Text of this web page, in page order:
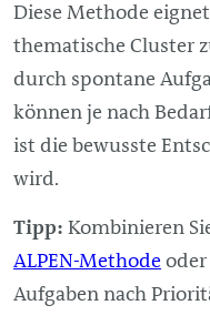
Diese Methode
thematische Cluster
durch spontane
können je nach
ist die bewusste
wird.
Tipp: Kombinieren
ALPEN-Methode
Aufgaben nach